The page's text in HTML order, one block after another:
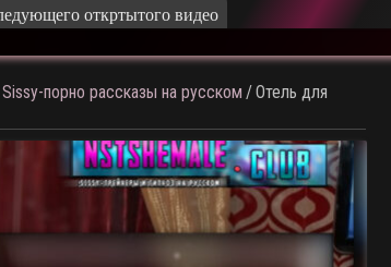
Sissy-порно рассказы на русском /Отель для